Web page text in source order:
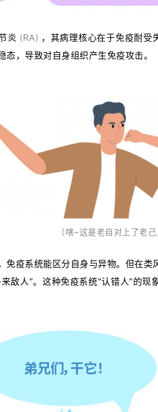
炎 (RA) ，其病理核心在于免疫耐受
态，导致对自身组织产生免疫攻击。
（嗐~这是老自对上了老
免疫系统能区分自身与异物。但在
敌人”。这种免疫系统“认错人”的现